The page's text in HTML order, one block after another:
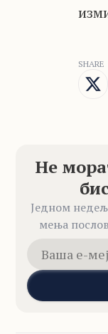
SHARE
Не
Једном
мења